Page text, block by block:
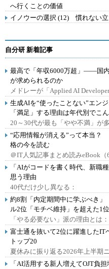
へ行くことの価値
イノウーの選択 (12) 慣れない
自分研 新着記事
最高で「年収6000万超」――国
が求められるのか
メドレーが「Applied AI
生成AIを“使ったことない”エン
「満足」する理由は年代別でこ
20～30代が最も「やや不満」が
“応用情報が消える”って本当
格の今を読む
＠IT人気記事まとめ読みeBook（
「AIがコードを書く時代、新
思う理由
40代だけ少し異なる：
約8割「内定期間中に学ぶべき
ル2位「モチベ維持」を超えた1
「やる必要ない」派の理由とは：
富士通を抜いて2位に躍進した
トップ20
夏休みに振り返る2026年上半期
「AI活用する新人増えてOJT負